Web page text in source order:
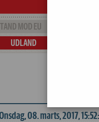
MOD EU
UDLAND
08. marts, 2017,